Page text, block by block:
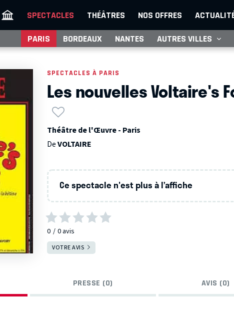
SPECTACLES THÉÂTRES NOS OFFRES
PARIS BORDEAUX NANTES AUTRES VILLES
SPECTACLES À PARIS
Les nouvelles Voltaire's
Théâtre de l'Œuvre - Paris
DeVOLTAIRE
Ce spectacle n'est plus à l’affiche
0 0avis
VOTRE AVIS
PRESSE (0) AVIS (0)